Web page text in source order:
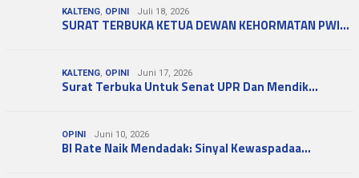
KALTENG, OPINI Juli 18, 2026
SURAT TERBUKA KETUA DEWAN KEHORMATAN PWI…
KALTENG, OPINI Juni 17, 2026
Surat Terbuka Untuk Senat UPR Dan Mendik…
OPINI Juni 10, 2026
BI Rate Naik Mendadak: Sinyal Kewaspadaa…